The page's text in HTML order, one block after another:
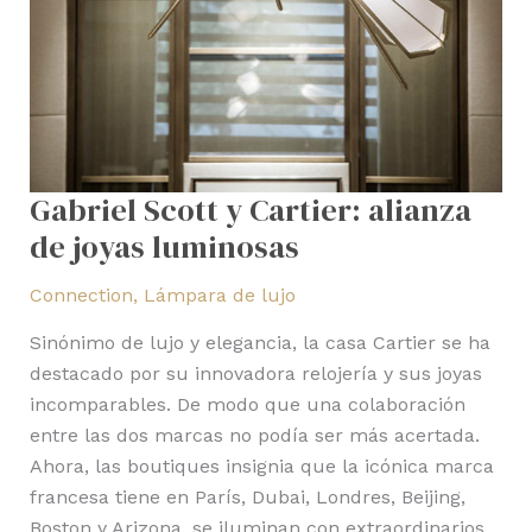
Gabriel Scott y Cartier: alianza
de joyas luminosas
Connection, Lámpara de lujo
Sinónimo de lujo y elegancia, la casa Cartier se ha
destacado por su innovadora relojería y sus joyas
incomparables. De modo que una colaboración
entre las dos marcas no podía ser más acertada.
Ahora, las boutiques insignia que la icónica marca
francesa tiene en París, Dubai, Londres, Beijing,